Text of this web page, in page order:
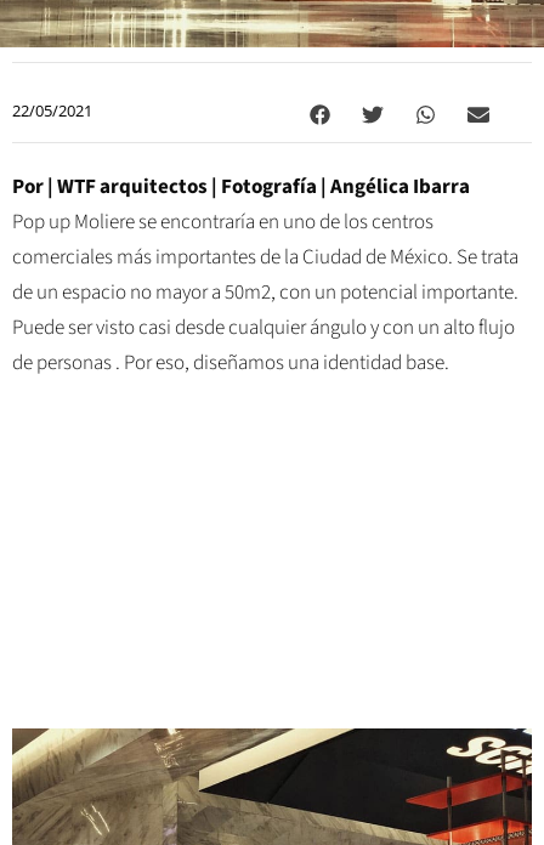
22/05/2021
Por | WTF arquitectos | Fotografía | Angélica Ibarra
Pop up Moliere se encontraría en uno de los centros
comerciales más importantes de la Ciudad de México. Se trata
de un espacio no mayor a 50m2, con un potencial importante.
Puede ser visto casi desde cualquier ángulo y con un alto flujo
de personas . Por eso, diseñamos una identidad base.